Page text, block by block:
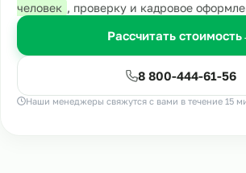
человек , проверку и кадровое
Рассчитать стоимость
8 800-444-61-56
Наши менеджеры свяжутся с вами в течение 15